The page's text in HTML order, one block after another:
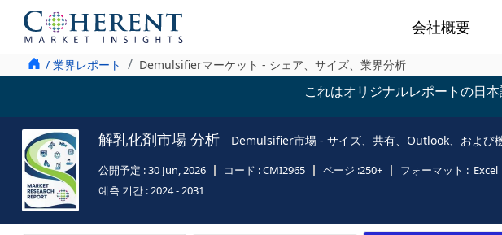
会社概要
/ 業界レポート Demulsifierマーケット - シェア、サイズ、業界分析
これはオリジナルレポートの日
解乳化剤市場 分析 Demulsifier市場 - サイズ、共有、Outlook、および
公開予定 :30 Jun, 2026 コード :CMI2965 ページ :250+ フォーマット : Excel
예측 기간 :2024 - 2031